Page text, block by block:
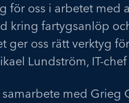
för oss i arbetet med
kring fartygsanlöp
ger oss rätt verktyg
Lundström, IT-
med Grieg